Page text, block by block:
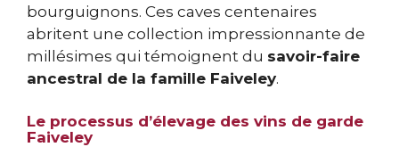
bourguignons. Ces caves centenaires
abritent une collection impressionnante de
millésimes qui témoignent du savoir-faire
ancestral de la famille Faiveley.
Le processus d’élevage des vins de garde
Faiveley